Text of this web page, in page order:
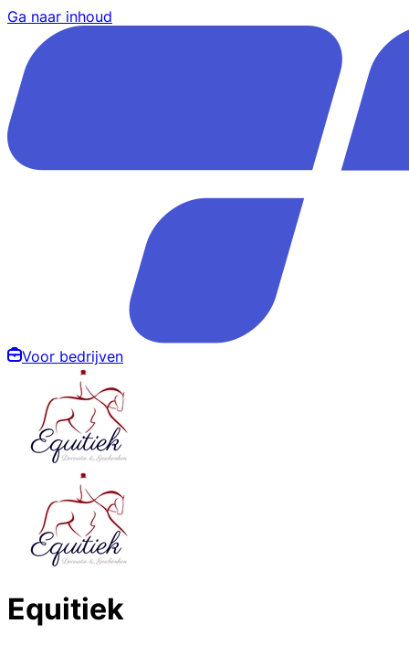
Ga naar inhoud
Voor bedrijven
Equitiek